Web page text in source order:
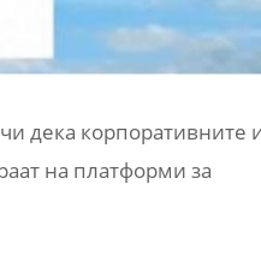
дека корпоративните
на платформи за